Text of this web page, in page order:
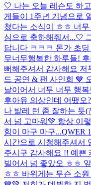
🤍 나는 오늘 레슨도 하
게들이 1주년 기념으로
쳤다는 소식이 ㅎㅎ 너
심으로 축하해줘서...🤍
답니다 ㅋㅋㅋ 몬가 초
무너무행복한 하루들!
뻐해주셔서 감사해요 저
드 공연 & 팬 사인회 💙
날이어서 너무 너무 행
후아유 의상인데 어땠오
나 발레 턴 좀 잘하는 듯
서 넘 고마워💚 항상 이
힘이 마구 마구...QWER
시간으로 시청해주셔서
주시구 감사해요 !! 예쁜
빌어서 넘 좋았오 ㅎㅎ
ㅎㅎ 바위게는 무슨 소원